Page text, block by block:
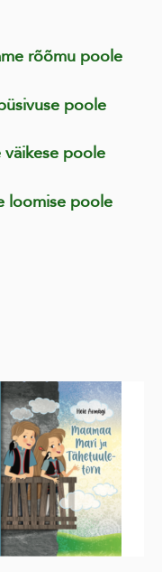
rõõmu poole
poole
väikese poole
loomise poole